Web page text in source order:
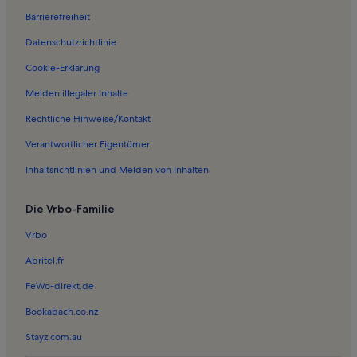
Ferienwohnungen in Alexânia
Ferienwohnungen in Anjos und Arcanjos Wasserfall
Ferienwohnungen in Cocalzinho de Goiás
Ferienwohnungen in EcoCentro IPEC
Ferienwohnungen in Vagafogo Wildschutzgebiet
Ferienwohnungen in Räder der Zeit Antikes Motorrad
Ferienunterkünfte in Strandnähe nahe Pireneus Staatspark
Barrierefreiheit
Datenschutzrichtlinie
Cookie-Erklärung
Melden illegaler Inhalte
Rechtliche Hinweise/Kontakt
Verantwortlicher Eigentümer
Inhaltsrichtlinien und Melden von Inhalten
Die Vrbo-Familie
Vrbo
Abritel.fr
FeWo-direkt.de
Bookabach.co.nz
Stayz.com.au